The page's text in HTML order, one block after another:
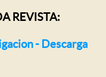
REVISTA:
- Descarga